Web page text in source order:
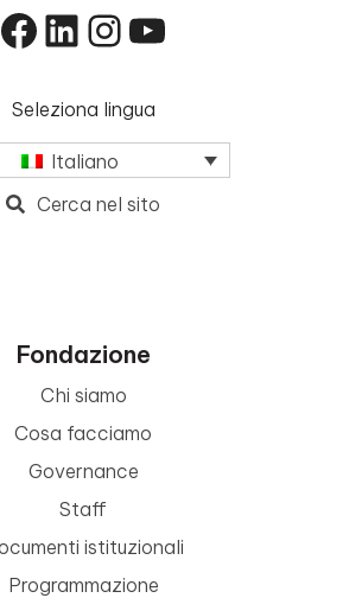
Facebook
LinkedIn
Instagram
YouTube
Seleziona lingua
Italiano
Cerca nel sito
Fondazione
Chi siamo
Cosa facciamo
Governance
Staff
istituzionali
Programmazione